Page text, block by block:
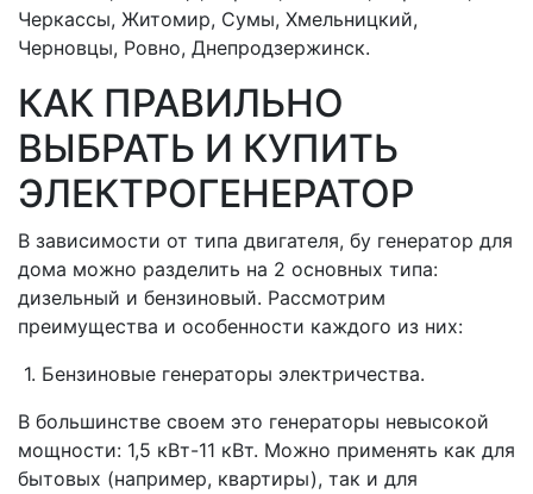
Черкассы, Житомир, Сумы, Хмельницкий,
Черновцы, Ровно, Днепродзержинск.
КАК ПРАВИЛЬНО
ВЫБРАТЬ И КУПИТЬ
ЭЛЕКТРОГЕНЕРАТОР
В зависимости от типа двигателя, бу генератор для
дома можно разделить на 2 основных типа:
дизельный и бензиновый. Рассмотрим
преимущества и особенности каждого из них:
1. Бензиновые генераторы электричества.
В большинстве своем это генераторы невысокой
мощности: 1,5 кВт-11 кВт. Можно применять как для
бытовых (например, квартиры), так и для